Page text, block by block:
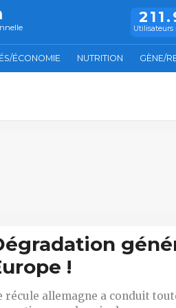
Utilisateurs
ÉCONOMIE NUTRITION GÈNE/
!
récule allemagne a conduit